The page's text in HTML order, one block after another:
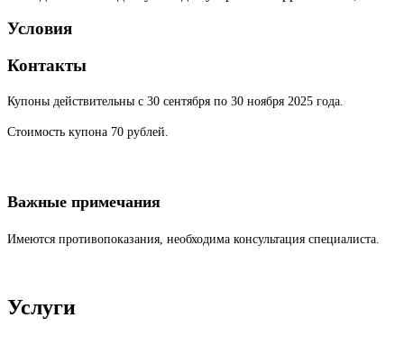
Условия
Контакты
Купоны действительны с 30 сентября по 30 ноября 2025 года.
Стоимость купона 70 рублей.
Важные примечания
Имеются противопоказания, необходима консультация специалиста.
Услуги